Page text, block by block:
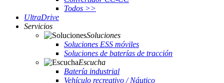
Todos >>
UltraDrive
Servicios
Soluciones
Soluciones ESS móviles
Soluciones de baterías de tracción
Escucha
Batería industrial
Vehículo recreativo / Náutico